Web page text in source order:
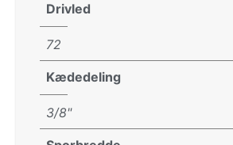
Drivled
72
Kædedeling
3/8"